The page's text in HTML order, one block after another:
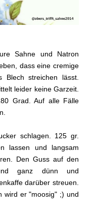
Sahne und Natron
dass eine cremige
streichen lässt.
leider keine Garzeit.
Grad. Auf alle Fälle
schlagen. 125 gr.
lassen und langsam
Den Guss auf den
ganz dünn und
darüber streuen.
wird er "moosig" ;) und